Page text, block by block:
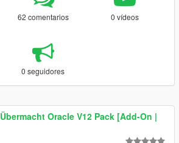
62 comentarios 0 vídeos
0 seguidores
Übermacht Oracle V12 Pack [Add-On |